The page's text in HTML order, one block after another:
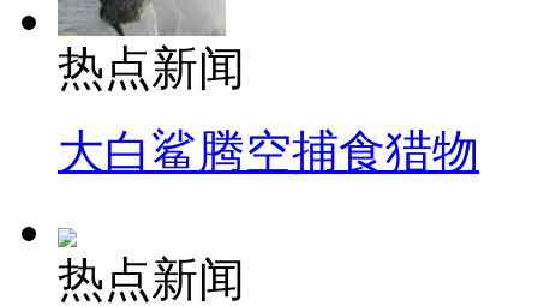
热点新闻
大白鲨腾空捕食猎物
热点新闻